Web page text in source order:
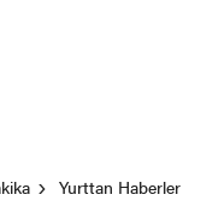
Yurttan Haberler